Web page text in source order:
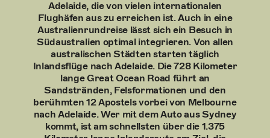
Adelaide, die von vielen internationalen
Flughäfen aus zu erreichen ist. Auch in eine
Australienrundreise lässt sich ein Besuch in
Südaustralien optimal integrieren. Von allen
australischen Städten starten täglich
Inlandsflüge nach Adelaide. Die 728 Kilometer
lange Great Ocean Road führt an
Sandstränden, Felsformationen und den
berühmten 12 Apostels vorbei von Melbourne
nach Adelaide. Wer mit dem Auto aus Sydney
kommt, ist am schnellsten über die 1.375